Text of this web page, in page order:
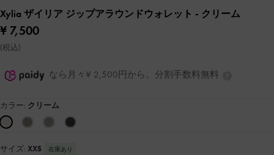
Xylia ザイリア ジップアラウンドウォレット - クリーム
¥ 7,500
(税込)
なら月々¥ 2,500円から。分割手数料無料
カラー: クリーム
サイズ: XXS 在庫あり